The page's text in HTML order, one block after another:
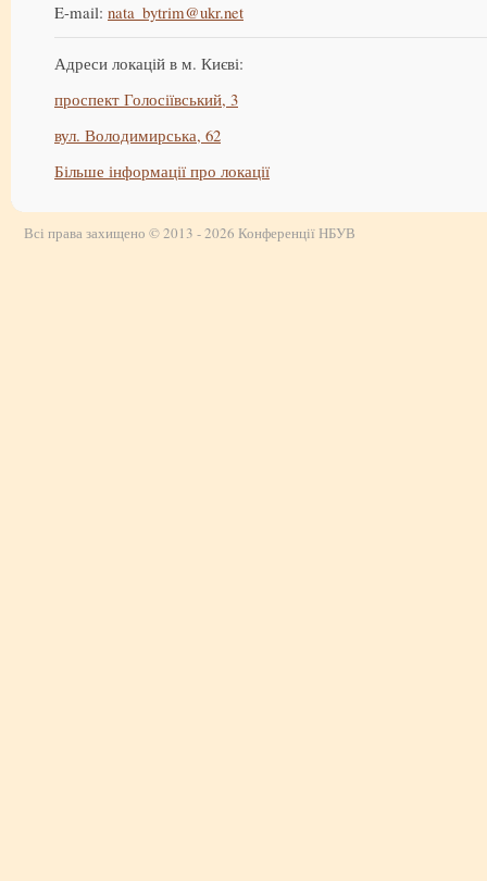
E-mail: nata_bytrim@ukr.net
Адреси локацій в м. Києві:
проспект Голосіївський, 3
вул. Володимирська, 62
Більше інформації про локації
Всі права захищено © 2013 - 2026 Конференції НБУВ